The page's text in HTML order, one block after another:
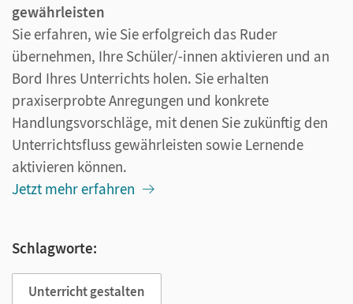
gewährleisten
Sie erfahren, wie Sie erfolgreich das Ruder
übernehmen, Ihre Schüler/-innen aktivieren und an
Bord Ihres Unterrichts holen. Sie erhalten
praxiserprobte Anregungen und konkrete
Handlungsvorschläge, mit denen Sie zukünftig den
Unterrichtsfluss gewährleisten sowie Lernende
aktivieren können.
Jetzt mehr erfahren
Schlagworte:
Unterricht gestalten